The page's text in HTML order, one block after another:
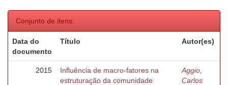
Conjunto de itens:
Data do
documento
Título Autor(es)
2015
Influência de macro-fatores na
estruturação da comunidade
Aggio,
Carlos